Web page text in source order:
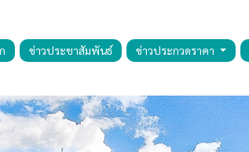
ข่าวประชาสัมพันธ์ ข่าวประกวดราคา